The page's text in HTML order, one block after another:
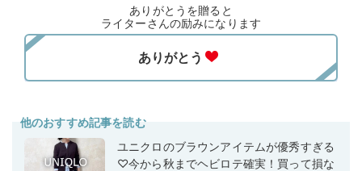
ありがとうを贈ると
ライターさんの励みになります
他のおすすめ記事を読む
ユニクロのブラウンアイテムが優秀すぎる
♡今から秋までヘビロテ確実！買って損な